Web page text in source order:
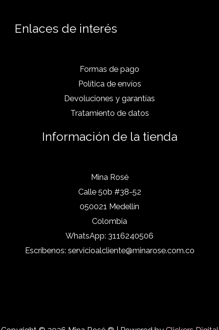
Enlaces de interés
Formas de pago
Política de envíos
Devoluciones y garantías
Tratamiento de datos
Información de la tienda
Mina Rosé
Calle 50b #38-52
050021 Medellín
Colombia
WhatsApp: 3116240506
Escríbenos: servicioalcliente@minarose.com.co